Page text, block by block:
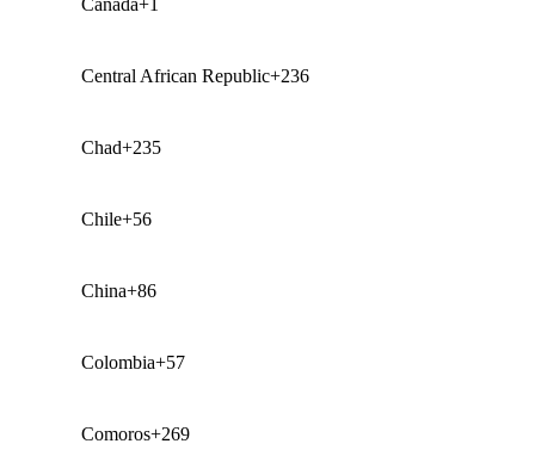
Canada+1
Central African Republic+236
Chad+235
Chile+56
China+86
Colombia+57
Comoros+269